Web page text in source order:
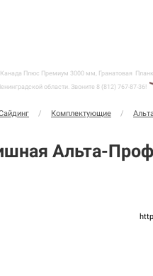
Плюс Премиум 3000 мм, Гранатовая
области. Звоните 8 (812) 767-87-36!
/ Комплектующие /
Альта-